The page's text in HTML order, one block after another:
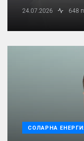
24.07.2026 648
СОЛАРНА